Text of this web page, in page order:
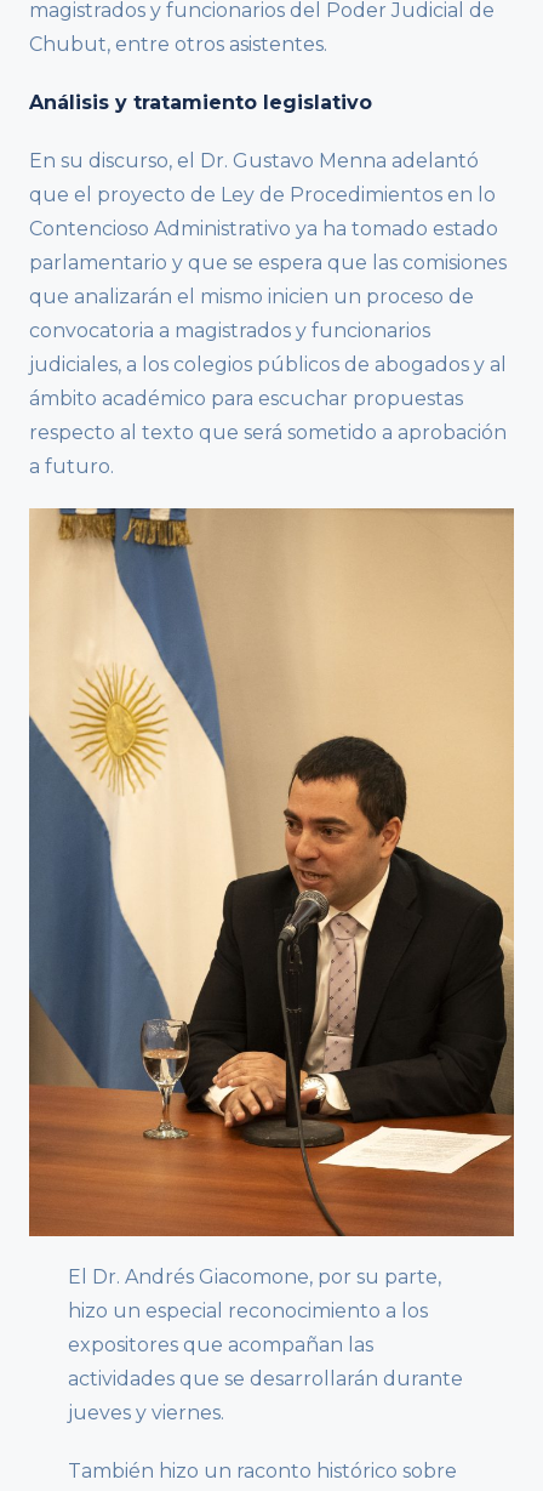
magistrados y funcionarios del Poder Judicial de
Chubut, entre otros asistentes.
Análisis y tratamiento legislativo
En su discurso, el Dr. Gustavo Menna adelantó
que el proyecto de Ley de Procedimientos en lo
Contencioso Administrativo ya ha tomado estado
parlamentario y que se espera que las comisiones
que analizarán el mismo inicien un proceso de
convocatoria a magistrados y funcionarios
judiciales, a los colegios públicos de abogados y al
ámbito académico para escuchar propuestas
respecto al texto que será sometido a aprobación
a futuro.
El Dr. Andrés Giacomone, por su parte,
hizo un especial reconocimiento a los
expositores que acompañan las
actividades que se desarrollarán durante
jueves y viernes.
También hizo un raconto histórico sobre